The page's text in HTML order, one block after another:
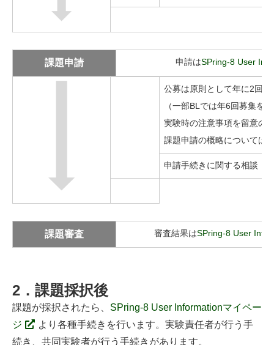
課題申請 申請はSPring-8 User
公募は原則として年に2回
（一部BLでは年6回募集を
実験時の注意事項を留意の
課題申請の概略については
申請手続きに関する相談
課題審査 審査結果はSPring-8 User
2．課題採択後
課題が採択されたら、 SPring-8 User Informationマイペー
ジ
より各種手続きを行います。実験責任者が行う手
続き、共同実験者が行う手続きがあります。